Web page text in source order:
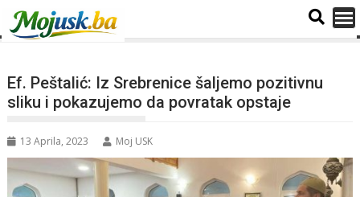
Ef. Peštalić: Iz Srebrenice šaljemo pozitivnu
sliku i pokazujemo da povratak opstaje
13 Aprila, 2023 Moj USK